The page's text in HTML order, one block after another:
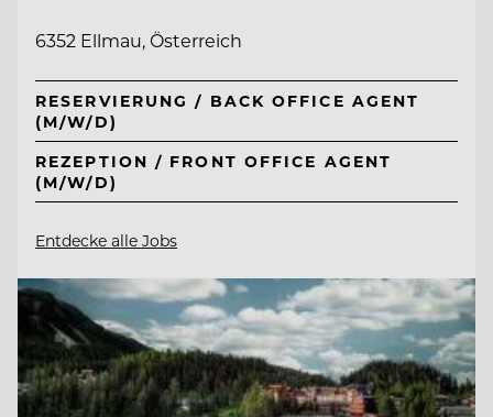
6352 Ellmau, Österreich
RESERVIERUNG / BACK OFFICE AGENT
(M/W/D)
REZEPTION / FRONT OFFICE AGENT
(M/W/D)
Entdecke alle Jobs